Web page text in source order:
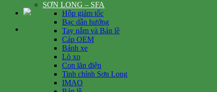
SƠN LONG – SFA
Hộp giảm tốc
Bạc dẫn hướng
Tay nắm và Bản lề
Cáp OEM
Bánh xe
Lò xo
Con lăn điện
Tinh chỉnh Sơn Long
IMAO